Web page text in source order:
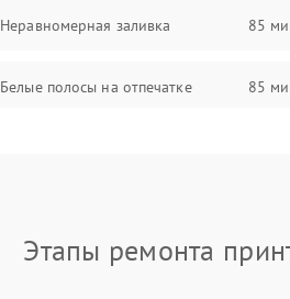
Неравномерная заливка 85
Белые полосы на отпечатке 85
Этапы ремонта